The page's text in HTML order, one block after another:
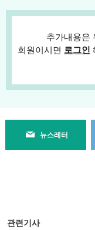
추가내용은
회원이시면 로그인
뉴스레터
관련기사